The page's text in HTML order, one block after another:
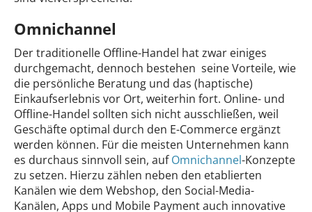
Omnichannel
Der traditionelle Offline-Handel hat zwar einiges
durchgemacht, dennoch bestehen seine Vorteile, wie
die persönliche Beratung und das (haptische)
Einkaufserlebnis vor Ort, weiterhin fort. Online- und
Offline-Handel sollten sich nicht ausschließen, weil
Geschäfte optimal durch den E-Commerce ergänzt
werden können. Für die meisten Unternehmen kann
es durchaus sinnvoll sein, aufOmnichannel-Konzepte
zu setzen. Hierzu zählen neben den etablierten
Kanälen wie dem Webshop, den Social-Media-
Kanälen, Apps und Mobile Payment auch innovative